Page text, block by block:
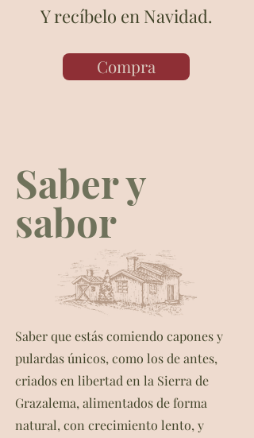
Y recíbelo en Navidad.
Compra
Saber y
sabor
Saber que estás comiendo capones y
pulardas únicos, como los de antes,
criados en libertad en la Sierra de
Grazalema, alimentados de forma
natural, con crecimiento lento, y